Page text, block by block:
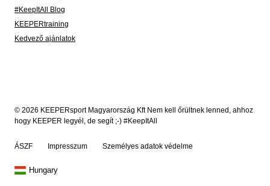
#KeepItAll Blog
KEEPERtraining
Kedvező ajánlatok
© 2026 KEEPERsport Magyarország Kft Nem kell őrültnek lenned, ahhoz
hogy KEEPER legyél, de segít ;-) #KeepItAll
ÁSZF Impresszum Személyes adatok védelme
Hungary